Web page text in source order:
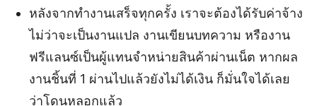
หลังจากทำงานเสร็จทุกครั้ง เราจะต้องได้รับค่าจ้าง
ไม่ว่าจะเป็นงานแปล งานเขียนบทความ หรืองาน
ฟรีแลนซ์เป็นผู้แทนจำหน่ายสินค้าผ่านเน็ต หากผล
งานชิ้นที่ 1 ผ่านไปแล้วยังไม่ได้เงิน ก็มั่นใจได้เลย
ว่าโดนหลอกแล้ว